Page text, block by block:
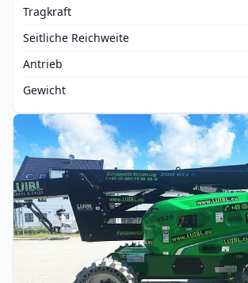
Tragkraft
Seitliche Reichweite
Antrieb
Gewicht